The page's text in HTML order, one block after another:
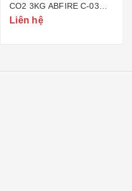
CO2 3KG ABFIRE C-03
(TEM BỘ CÔNG AN)
Liên hệ